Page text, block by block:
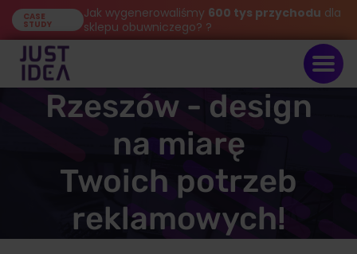
CASE
STUDY
Jak wygenerowaliśmy 600 tys przychodu dla
sklepu obuwniczego? ?
Strony internetowe
Rzeszów - design
na miarę
Twoich potrzeb
reklamowych!